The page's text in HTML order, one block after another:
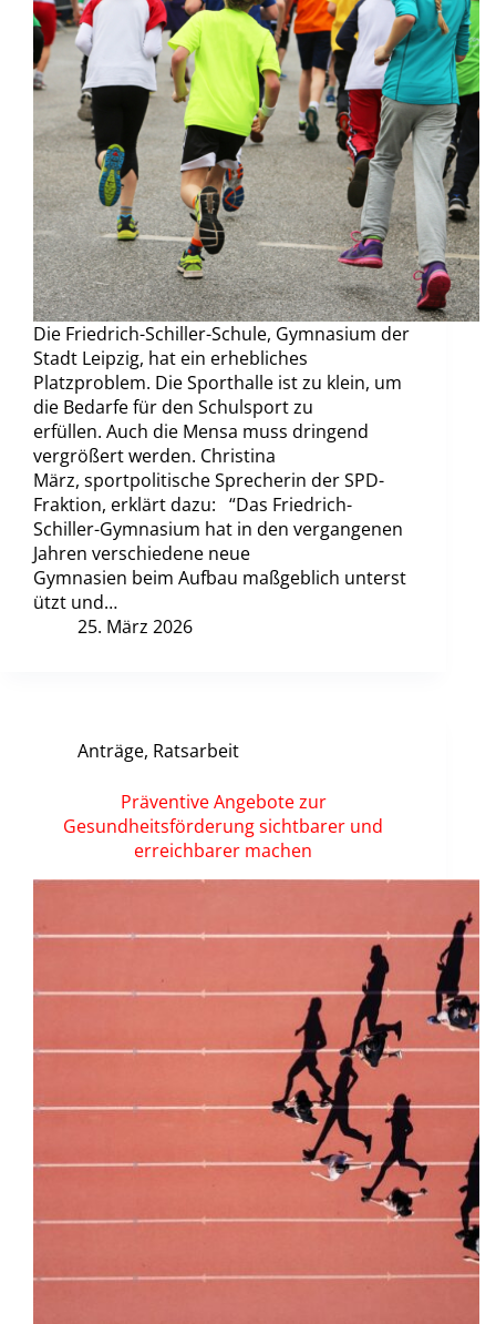
Die Friedrich-Schiller-Schule, Gymnasium der
Stadt Leipzig, hat ein erhebliches
Platzproblem. Die Sporthalle ist zu klein, um
die Bedarfe für den Schulsport zu
erfüllen. Auch die Mensa muss dringend
vergrößert werden. Christina
März, sportpolitische Sprecherin der SPD-
Fraktion, erklärt dazu: “Das Friedrich-
Schiller-Gymnasium hat in den vergangenen
Jahren verschiedene neue
Gymnasien beim Aufbau maßgeblich unterst
ützt und…
25. März 2026
Anträge, Ratsarbeit
Präventive Angebote zur
Gesundheitsförderung sichtbarer und
erreichbarer machen